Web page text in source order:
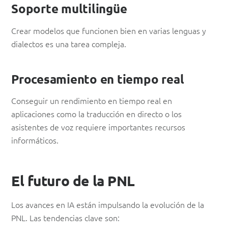
Soporte multilingüe
Crear modelos que funcionen bien en varias lenguas y
dialectos es una tarea compleja.
Procesamiento en tiempo real
Conseguir un rendimiento en tiempo real en
aplicaciones como la traducción en directo o los
asistentes de voz requiere importantes recursos
informáticos.
El futuro de la PNL
Los avances en IA están impulsando la evolución de la
PNL. Las tendencias clave son: